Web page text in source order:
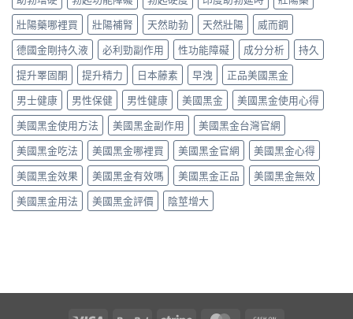
壯陽藥哪裡買
壯陽補腎 天然助勃 天然壯陽
威而鋼
德國金剛持久液
必利勁副作用 性功能障礙 成分分析
持久
提升睪固酮
提升精力 日本藤素 早洩
正品美國黑金
男士健康
男性保健 男性健康 美國黑金
美國黑金使用心得
美國黑金使用方法
美國黑金副作用
美國黑金台灣官網
美國黑金吃法
美國黑金哪裡買 美國黑金官網
美國黑金心得
美國黑金效果
美國黑金有效嗎 美國黑金正品
美國黑金無效
美國黑金用法
美國黑金評價 陰莖增大